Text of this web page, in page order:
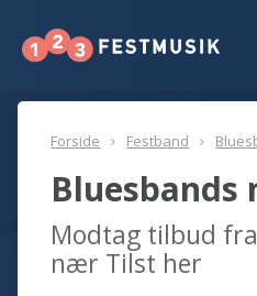
Forside Festband
Modtag tilbud
nær Tilst her